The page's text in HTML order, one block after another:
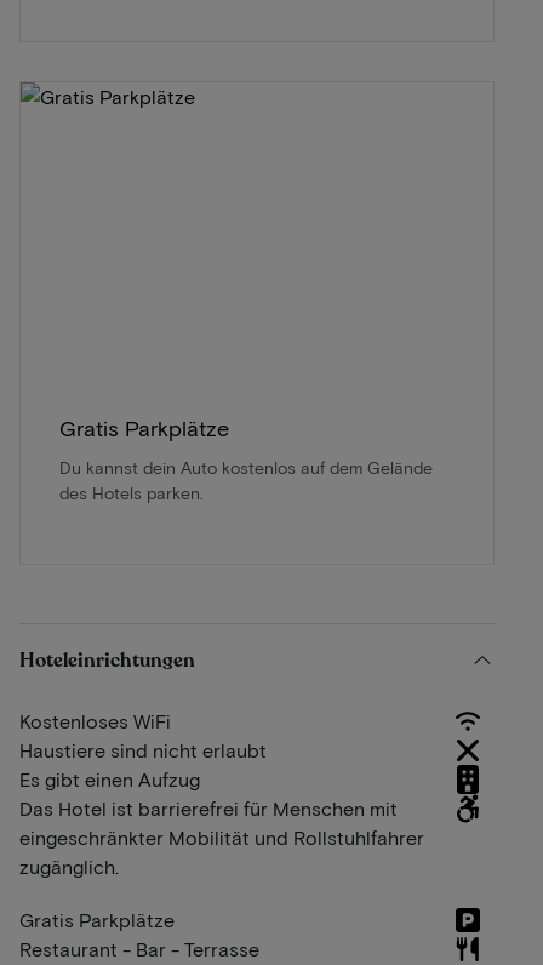
Gratis Parkplätze
Du kannst dein Auto kostenlos auf dem Gelände
des Hotels parken.
Hoteleinrichtungen
Kostenloses WiFi
Haustiere sind nicht erlaubt
Es gibt einen Aufzug
Das Hotel ist barrierefrei für Menschen mit
eingeschränkter Mobilität und Rollstuhlfahrer
zugänglich.
Gratis Parkplätze
Restaurant - Bar - Terrasse